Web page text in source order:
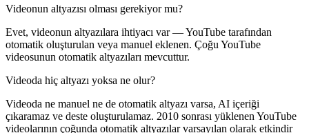
Videonun altyazısı olması gerekiyor mu?
Evet, videonun altyazılara ihtiyacı var — YouTube tarafından
otomatik oluşturulan veya manuel eklenen. Çoğu YouTube
videosunun otomatik altyazıları mevcuttur.
Videoda hiç altyazı yoksa ne olur?
Videoda ne manuel ne de otomatik altyazı varsa, AI içeriği
çıkaramaz ve deste oluşturulamaz. 2010 sonrası yüklenen YouTube
videolarının çoğunda otomatik altyazılar varsayılan olarak etkindir